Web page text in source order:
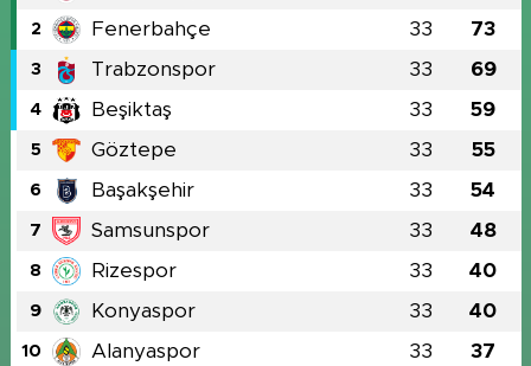
2 Fenerbahçe 33 73
3 Trabzonspor 33 69
4 Beşiktaş 33 59
5 Göztepe 33 55
6 Başakşehir 33 54
7 Samsunspor 33 48
8 Rizespor 33 40
9 Konyaspor 33 40
10 Alanyaspor 33 37